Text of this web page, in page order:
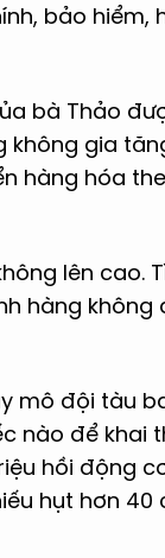
bảo hiểm,
bà Thảo
không gia
hàng hóa
lên cao.
hàng không
mô đội tàu
nào để khai
hồi động
hụt hơn 40